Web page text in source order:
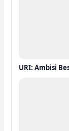
URI: Ambisi